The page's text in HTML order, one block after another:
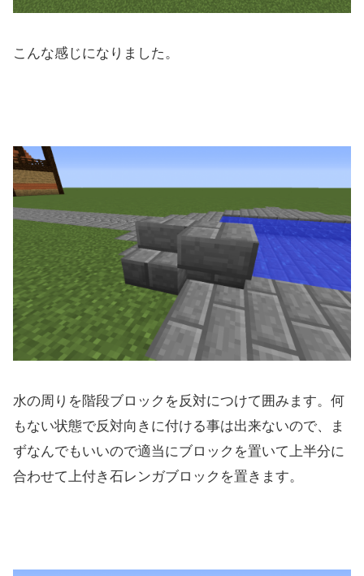
こんな感じになりました。
水の周りを階段ブロックを反対につけて囲みます。何
もない状態で反対向きに付ける事は出来ないので、ま
ずなんでもいいので適当にブロックを置いて上半分に
合わせて上付き石レンガブロックを置きます。